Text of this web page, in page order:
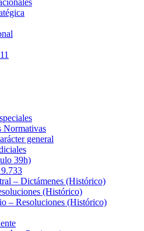
Normativas
general
39h)
– Dictámenes (Histórico)
(Histórico)
– Resoluciones (Histórico)